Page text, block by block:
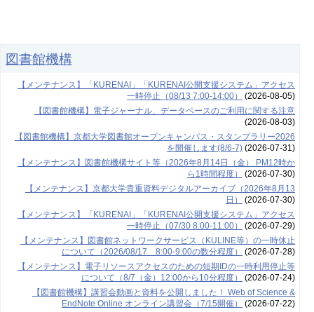
図書館機構
【メンテナンス】「KURENAI」「KURENAI公開支援システム」アクセス
一時停止（08/13 7:00-14:00）
(2026-08-05)
【図書館機構】電子ジャーナル、データベースのご利用に関する注意
(2026-08-03)
【図書館機構】京都大学図書館オープンキャンパス・スタンプラリー2026
を開催します(8/6-7)(2026-07-31)
【メンテナンス】図書館機構サイト等（2026年8月14日（金） PM12時か
ら1時間程度）
(2026-07-30)
【メンテナンス】京都大学貴重資料デジタルアーカイブ（2026年8月13
日）
(2026-07-30)
【メンテナンス】「KURENAI」「KURENAI公開支援システム」アクセス
一時停止（07/30 8:00-11:00）
(2026-07-29)
【メンテナンス】図書館ネットワークサービス（KULINE等）の一時休止
について（2026/08/17 8:00-9:00の数分程度）
(2026-07-28)
【メンテナンス】電子リソースアクセスのための短期IDの一時利用停止等
について（8/7（金）12:00から10分程度）
(2026-07-24)
【図書館機構】講習会動画と資料を公開しました！ Web of Science &
EndNote Online オンライン講習会（7/15開催）
(2026-07-22)